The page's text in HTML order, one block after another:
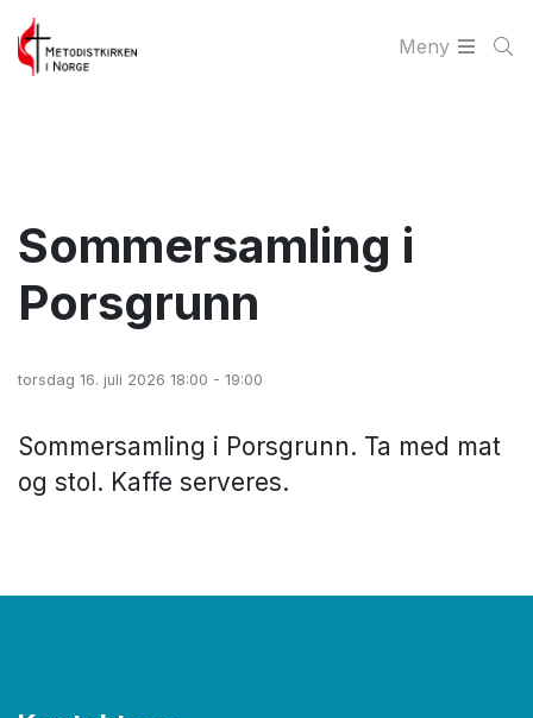
Meny
Sommersamling i
Porsgrunn
torsdag 16. juli 2026 18:00 - 19:00
Sommersamling i Porsgrunn. Ta med mat
og stol. Kaffe serveres.